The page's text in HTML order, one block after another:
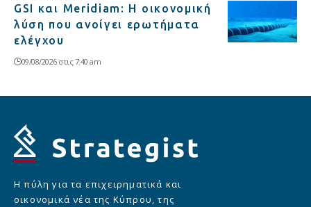
GSI και Meridiam: Η οικονομική
λύση που ανοίγει ερωτήματα
ελέγχου
09/08/2026 στις 7:40 am
Η πύλη για τα επιχειρηματικά και
οικονομικά νέα της Κύπρου, της